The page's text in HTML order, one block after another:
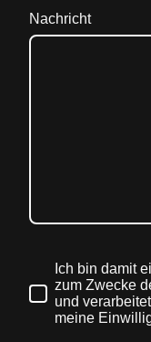
Nachricht
Ich bin damit
zum Zwecke
und
meine